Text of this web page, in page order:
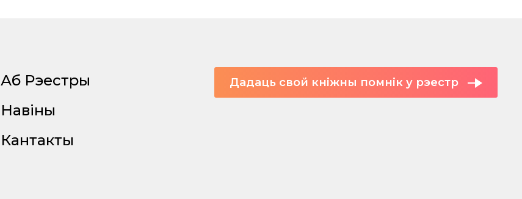
Аб Рэестры
Навіны
Кантакты
Дадаць свой кніжны помнік у рэестр